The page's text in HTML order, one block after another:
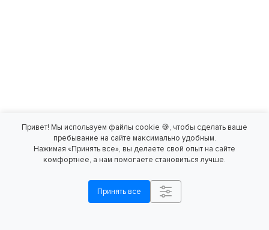
Привет! Мы используем файлы cookie 🍪, чтобы сделать ваше
пребывание на сайте максимально удобным.
Нажимая «Принять все», вы делаете свой опыт на сайте
комфортнее, а нам помогаете становиться лучше.
Принять все